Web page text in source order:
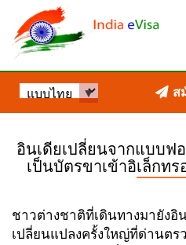
ส
อินเดียเปลี่ยนจากแบบฟ
เป็นบัตรขาเข้าอิเล็กท
ชาวต่างชาติที่เดินทางมายังอิ
เปลี่ยนแปลงครั้งใหญ่ที่ด่านตร